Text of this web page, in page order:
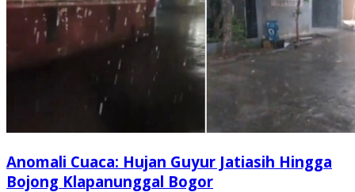
Anomali Cuaca: Hujan Guyur Jatiasih Hingga
Bojong Klapanunggal Bogor